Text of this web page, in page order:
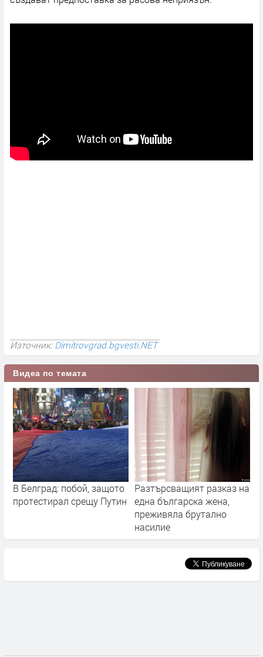
Източник: Dimitrovgrad.bgvesti.NET
Видеа по темата
В Белград: побой, защото
протестирал срещу Путин
Разтърсващият разказ на
една българска жена,
преживяла брутално
насилие